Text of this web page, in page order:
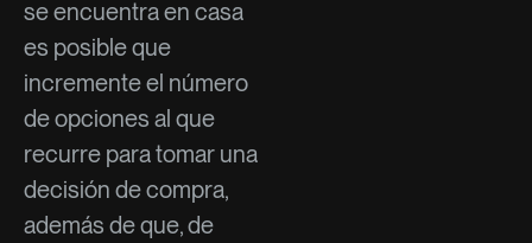
se encuentra en casa
es posible que
incremente el número
de opciones al que
recurre para tomar una
decisión de compra,
además de que, de